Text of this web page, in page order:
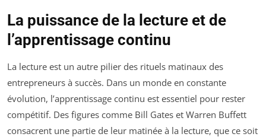
La puissance de la lecture et de
l’apprentissage continu
La lecture est un autre pilier des rituels matinaux des
entrepreneurs à succès. Dans un monde en constante
évolution, l’apprentissage continu est essentiel pour rester
compétitif. Des figures comme Bill Gates et Warren Buffett
consacrent une partie de leur matinée à la lecture, que ce soit